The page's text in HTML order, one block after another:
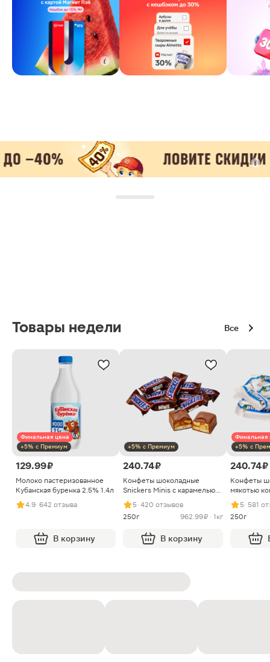
Товары недели Все
Финальная цена
+5% с Премиум
129.99 ₽
Молоко пастеризованное
Кубанская буренка 2.5% 1.4л
4.9· 642 отзыва
В корзину
+5% с Премиум
240.74 ₽
Конфеты шоколадные
Snickers Minis с карамелью
арахисом и нугой
5· 420 отзывов
250г
962.99 ₽ · 1кг
В корзину
Финальная
+5% с
240.74 ₽
Конфеты
мякотью
5· 581
250г